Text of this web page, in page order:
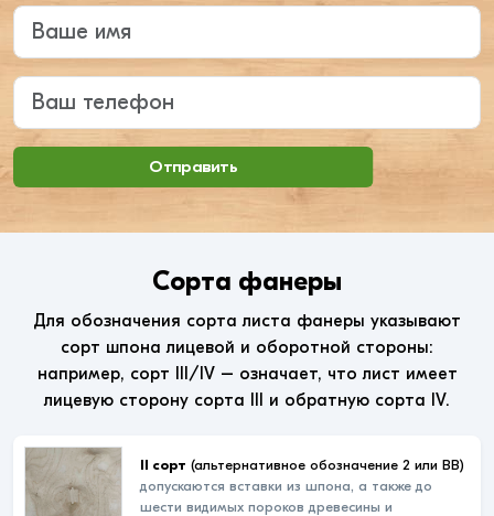
Введите ваше имя
Ваш телефон
Отправить
Сорта фанеры
Для обозначения сорта листа фанеры указывают
сорт шпона лицевой и оборотной стороны:
например, сорт III/IV – означает, что лист имеет
лицевую сторону сорта III и обратную сорта IV.
II сорт (альтернативное обозначение 2 или ВВ)
допускаются вставки из шпона, а также до
шести видимых пороков древесины и